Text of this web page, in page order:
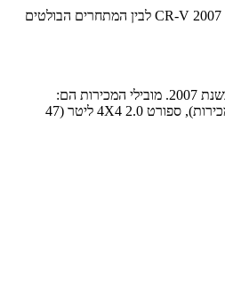
השוואת רמות הגימור של הונדה CR-V 2007 לבין המתחרים הבולטים
111 רכבי הונדה CR-V נמכרו בשנת 2007. מובילי המכירות הם:
אקזקיוטיב 4X4 2.0 ליטר (64 מכירות), ספורט 4X4 2.0 ליטר (47